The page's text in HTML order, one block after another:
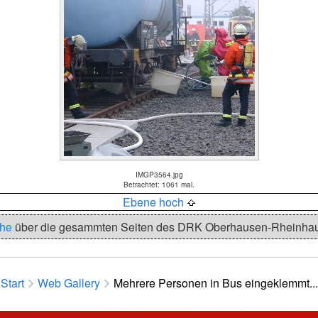
IMGP3564.jpg
Betrachtet: 1061 mal.
Ebene hoch
über die gesammten Seiten des DRK Oberhausen-
Start Web Gallery Mehrere Personen in Bus eingeklemmt...